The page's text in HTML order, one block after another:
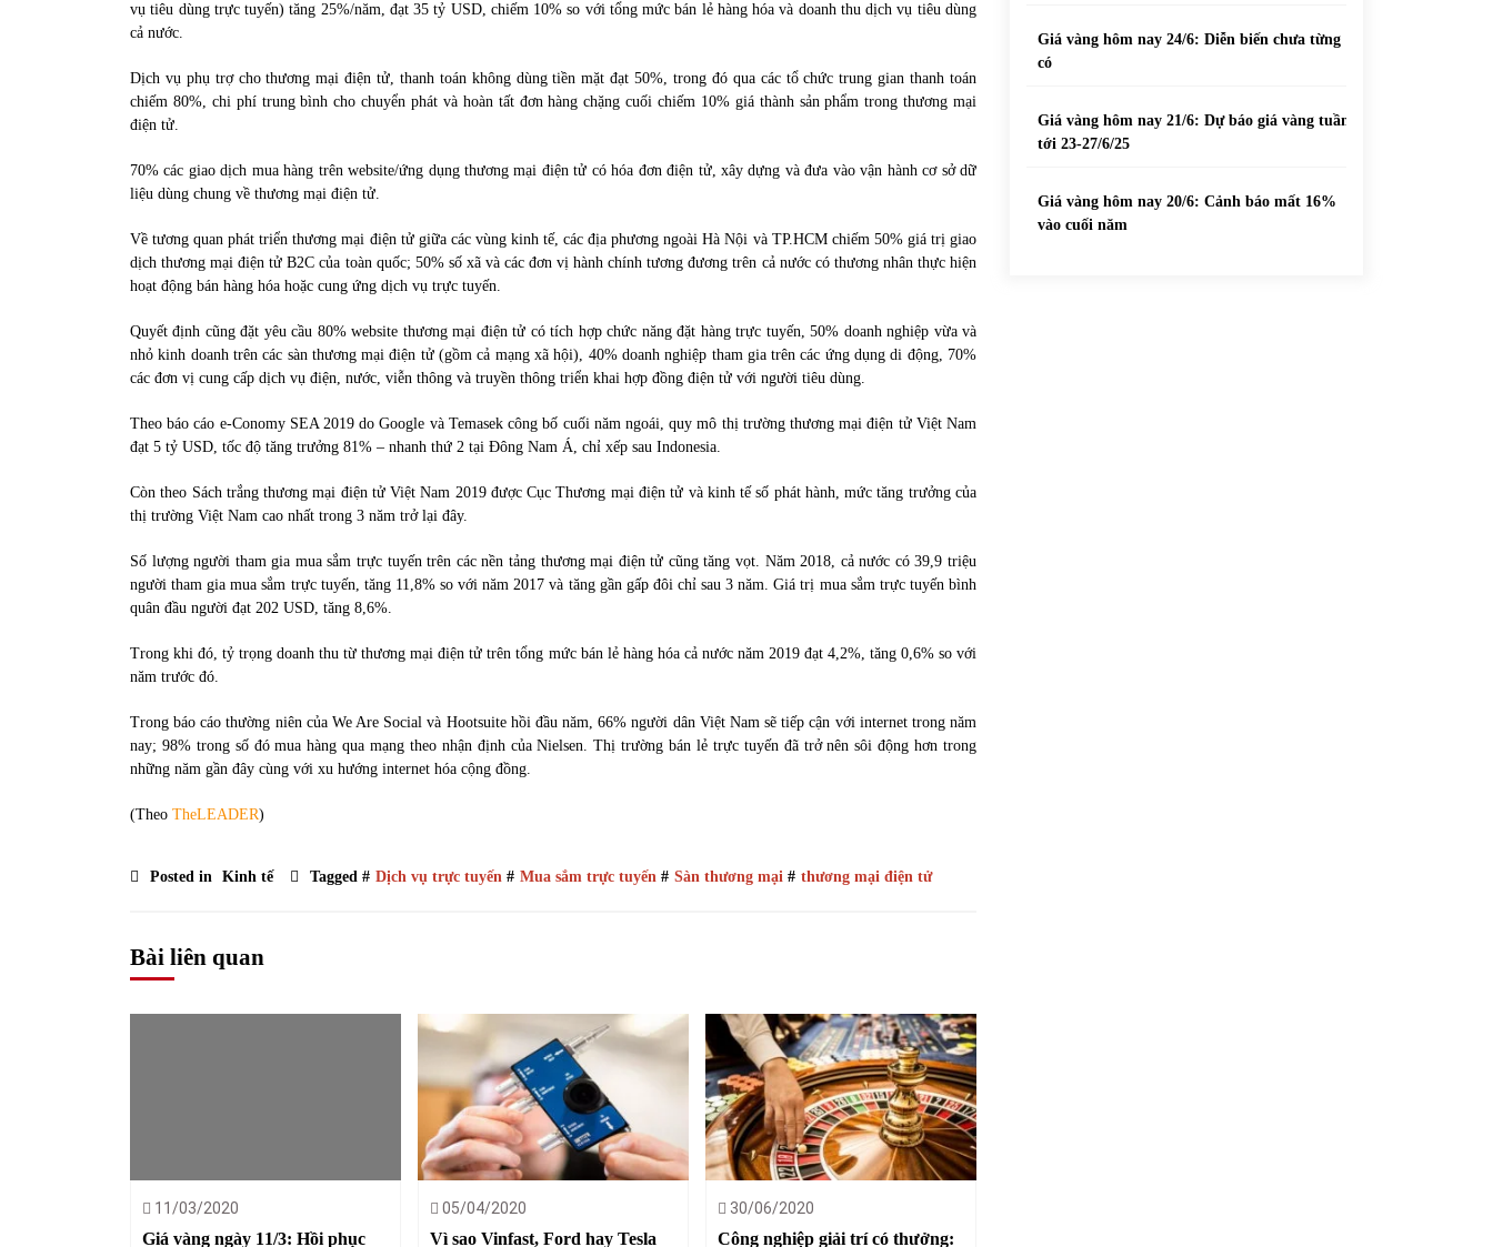
vụ tiêu dùng trực tuyến) tăng 25%/năm, đạt 35 tỷ USD, chiếm 10% so với tổng mức bán lẻ hàng hóa và doanh thu dịch vụ tiêu dùng
cả nước.
Dịch vụ phụ trợ cho thương mại điện tử, thanh toán không dùng tiền mặt đạt 50%, trong đó qua các tổ chức trung gian thanh toán
chiếm 80%, chi phí trung bình cho chuyển phát và hoàn tất đơn hàng chặng cuối chiếm 10% giá thành sản phẩm trong thương mại
điện tử.
70% các giao dịch mua hàng trên website/ứng dụng thương mại điện tử có hóa đơn điện tử, xây dựng và đưa vào vận hành cơ sở dữ
liệu dùng chung về thương mại điện tử.
Về tương quan phát triển thương mại điện tử giữa các vùng kinh tế, các địa phương ngoài Hà Nội và TP.HCM chiếm 50% giá trị giao
dịch thương mại điện tử B2C của toàn quốc; 50% số xã và các đơn vị hành chính tương đương trên cả nước có thương nhân thực hiện
hoạt động bán hàng hóa hoặc cung ứng dịch vụ trực tuyến.
Quyết định cũng đặt yêu cầu 80% website thương mại điện tử có tích hợp chức năng đặt hàng trực tuyến, 50% doanh nghiệp vừa và
nhỏ kinh doanh trên các sàn thương mại điện tử (gồm cả mạng xã hội), 40% doanh nghiệp tham gia trên các ứng dụng di động, 70%
các đơn vị cung cấp dịch vụ điện, nước, viễn thông và truyền thông triển khai hợp đồng điện tử với người tiêu dùng.
Theo báo cáo e-Conomy SEA 2019 do Google và Temasek công bố cuối năm ngoái, quy mô thị trường thương mại điện tử Việt Nam
đạt 5 tỷ USD, tốc độ tăng trưởng 81% – nhanh thứ 2 tại Đông Nam Á, chỉ xếp sau Indonesia.
Còn theo Sách trắng thương mại điện tử Việt Nam 2019 được Cục Thương mại điện tử và kinh tế số phát hành, mức tăng trưởng của
thị trường Việt Nam cao nhất trong 3 năm trở lại đây.
Số lượng người tham gia mua sắm trực tuyến trên các nền tảng thương mại điện tử cũng tăng vọt. Năm 2018, cả nước có 39,9 triệu
người tham gia mua sắm trực tuyến, tăng 11,8% so với năm 2017 và tăng gần gấp đôi chỉ sau 3 năm. Giá trị mua sắm trực tuyến bình
quân đầu người đạt 202 USD, tăng 8,6%.
Trong khi đó, tỷ trọng doanh thu từ thương mại điện tử trên tổng mức bán lẻ hàng hóa cả nước năm 2019 đạt 4,2%, tăng 0,6% so với
năm trước đó.
Trong báo cáo thường niên của We Are Social và Hootsuite hồi đầu năm, 66% người dân Việt Nam sẽ tiếp cận với internet trong năm
nay; 98% trong số đó mua hàng qua mạng theo nhận định của Nielsen. Thị trường bán lẻ trực tuyến đã trở nên sôi động hơn trong
những năm gần đây cùng với xu hướng internet hóa cộng đồng.
(Theo TheLEADER)
Posted in Kinh tế Tagged # Dịch vụ trực tuyến # Mua sắm trực tuyến # Sàn thương mại # thương mại điện tử
Bài liên quan
11/03/2020
Giá vàng ngày 11/3: Hồi phục
05/04/2020
Vì sao Vinfast, Ford hay Tesla
30/06/2020
Công nghiệp giải trí có thưởng:
Giá vàng hôm nay 24/6: Diễn biến chưa từng
có
Giá vàng hôm nay 21/6: Dự báo giá vàng tuần
tới 23-27/6/25
Giá vàng hôm nay 20/6: Cảnh báo mất 16%
vào cuối năm